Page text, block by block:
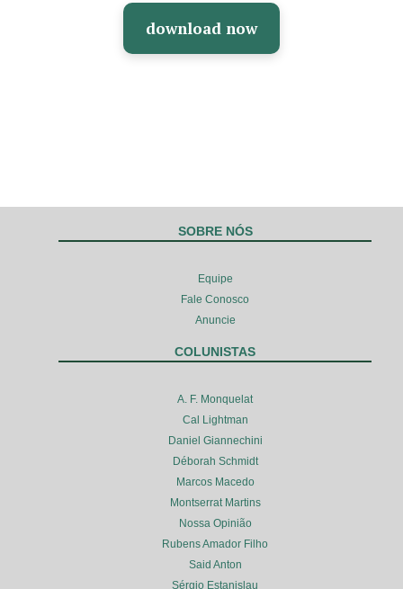
download now
SOBRE NÓS
Equipe
Fale Conosco
Anuncie
COLUNISTAS
A. F. Monquelat
Cal Lightman
Daniel Giannechini
Déborah Schmidt
Marcos Macedo
Montserrat Martins
Nossa Opinião
Rubens Amador Filho
Said Anton
Sérgio Estanislau